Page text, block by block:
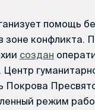
помощь
конфликта.
создан
Покрова
режим